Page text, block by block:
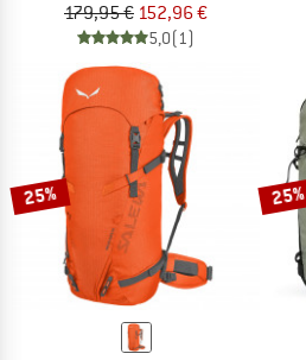
179,95 € 152,96 €
5,0(1)
25% 25%